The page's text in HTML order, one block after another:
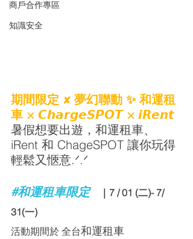
商戶合作專區
知識安全
期間限定 ✘ 夢幻聯動 ✨ 和運租
車 × 𝘾𝙝𝙖𝙧𝙜𝙚𝙎𝙋𝙊𝙏 × 𝙞𝙍𝙚𝙣𝙩
暑假想要出遊，和運租車、
iRent 和 ChageSPOT 讓你玩得
輕鬆又愜意.ᐟ.ᐟ
#和運租車限定 ｜7 / 01 (二)- 7/
31(一)
活動期間於 全台和運租車